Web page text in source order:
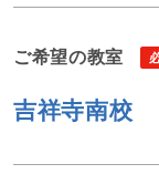
ご希望の教室
吉祥寺南校